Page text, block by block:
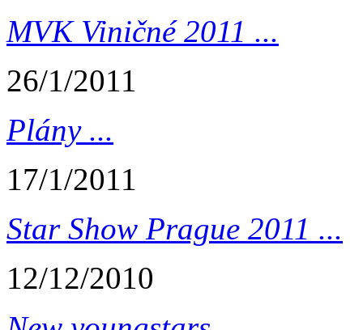
MVK Viničné 2011 ...
26/1/2011
Plány ...
17/1/2011
Star Show Prague 2011 ...
12/12/2010